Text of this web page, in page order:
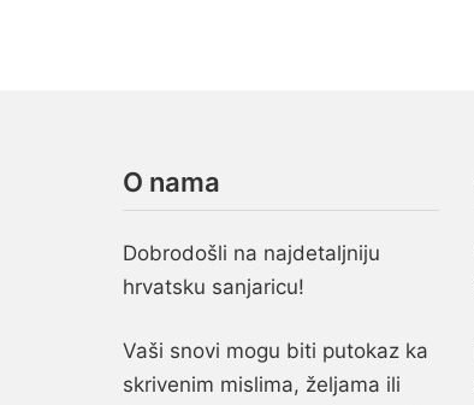
O nama
Dobrodošli na najdetaljniju
hrvatsku sanjaricu!
Vaši snovi mogu biti putokaz ka
skrivenim mislima, željama ili